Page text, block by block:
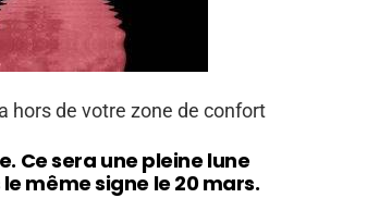
hors de votre zone de confort
Ce sera une pleine lune
même signe le 20 mars.